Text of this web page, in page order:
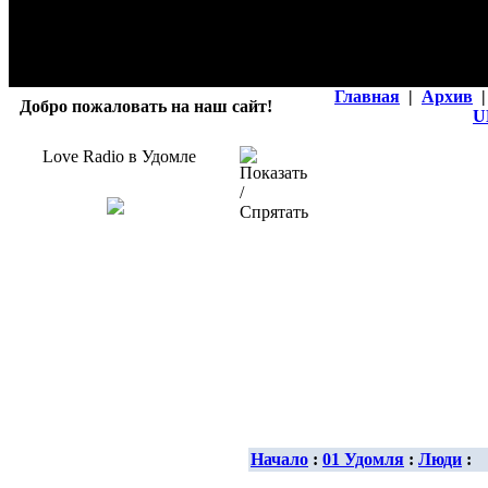
Добро пожаловать на наш сайт!
Главная | Архив |
Love Radio в Удомле
Начало : 01 Удомля : Люди :